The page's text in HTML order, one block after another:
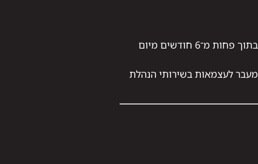
בסקר שערכה מכללה בישראל נמצא כי בוגרי קורסים אונליין בתחום חשבונאות הצליחו להשתלב בעבודה בתוך פחות מ־6 חודשים מיום
לעצמאות בשירותי הנהלת